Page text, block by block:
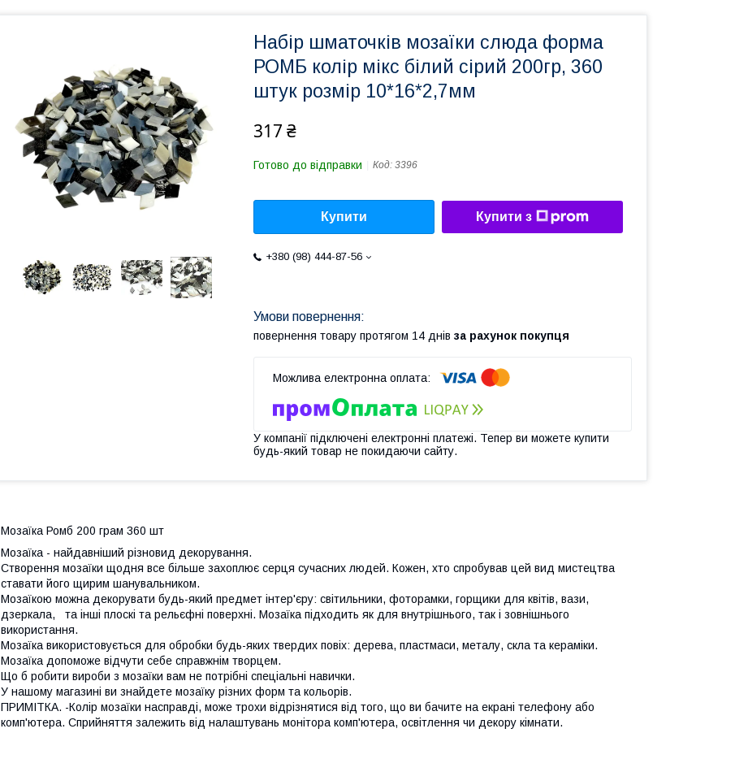
Набір шматочків мозаїки слюда форма
РОМБ колір мікс білий сірий 200гр, 360
штук розмір 10*16*2,7мм
317 ₴
Готово до відправки Код: 3396
Купити Купити з
+380 (98) 444-87-56
повернення товару протягом 14 днів за рахунок покупця
У компанії підключені електронні платежі. Тепер ви можете купити
будь-який товар не покидаючи сайту.
Мозаїка Ромб 200 грам 360 шт
Мозаїка - найдавніший різновид декорування.
Створення мозаїки щодня все більше захоплює серця сучасних людей. Кожен, хто спробував цей вид мистецтва
ставати його щирим шанувальником.
Мозаїкою можна декорувати будь-який предмет інтер'єру: світильники, фоторамки, горщики для квітів, вази,
дзеркала, та інші плоскі та рельєфні поверхні. Мозаїка підходить як для внутрішнього, так і зовнішнього
використання.
Мозаїка використовується для обробки будь-яких твердих повіх: дерева, пластмаси, металу, скла та кераміки.
Мозаїка допоможе відчути себе справжнім творцем.
Що б робити вироби з мозаїки вам не потрібні спеціальні навички.
У нашому магазині ви знайдете мозаїку різних форм та кольорів.
ПРИМІТКА. -Колір мозаїки насправді, може трохи відрізнятися від того, що ви бачите на екрані телефону або
комп'ютера. Сприйняття залежить від налаштувань монітора комп'ютера, освітлення чи декору кімнати.